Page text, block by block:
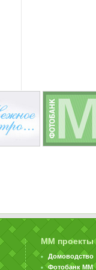
ММ проекты
Домоводство
Фотобанк ММ